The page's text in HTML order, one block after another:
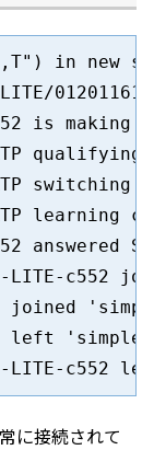
in new
is
qualifying
switching
learning
answered
LITE-c552
joined
left
LITE-c552
に接続されて